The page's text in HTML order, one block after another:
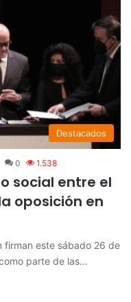
Destacados
0 1.538
social entre el
oposición en
firman este sábado 26 de
parte de las…